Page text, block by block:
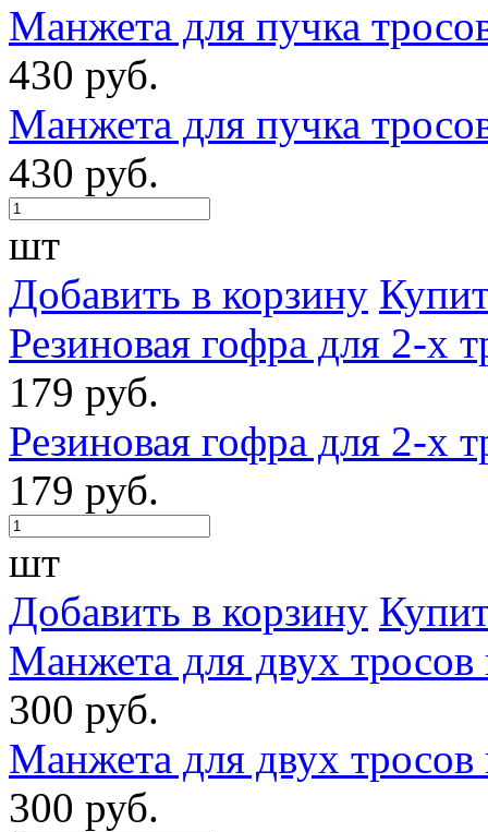
Манжета для пучка
430 руб.
Манжета для пучка
430 руб.
шт
Добавить в корзину
Резиновая гофра для 2-х
179 руб.
Резиновая гофра для 2-х
179 руб.
шт
Добавить в корзину
Манжета для двух тросов
300 руб.
Манжета для двух тросов
300 руб.